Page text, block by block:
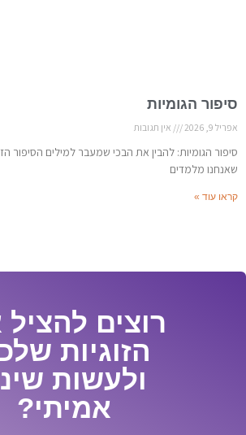
סיפור הגומיות
אפריל 9, 2026 אין תגובות
סיפור הגומיות: להבין את הבכי שמעבר למילים הסיפור
שאנחנו מלמדים
קראו עוד »
רוצים
הזוגיות
ולעשות
אמיתי?